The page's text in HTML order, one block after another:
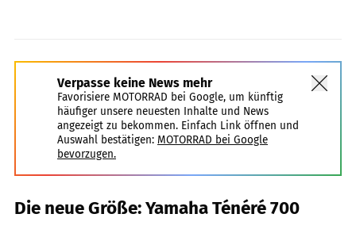
Verpasse keine News mehr
Favorisiere MOTORRAD bei Google, um künftig
häufiger unsere neuesten Inhalte und News
angezeigt zu bekommen. Einfach Link öffnen und
Auswahl bestätigen: MOTORRAD bei Google
bevorzugen.
Die neue Größe: Yamaha Ténéré 700